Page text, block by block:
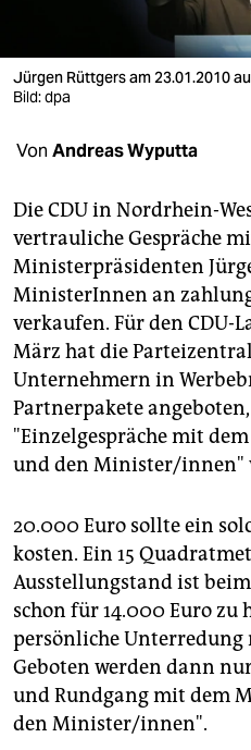
veranstaltungen
fragen & hilfe
unterstützen
abo
genossenschaft
epaper login
Jürgen Rüttgers am 23.01.2010
Bild: dpa
Von Andreas Wyputta
Die CDU in Nordrhein-
vertrauliche Gespräche
Ministerpräsidenten
MinisterInnen an
verkaufen. Für den CDU-
März hat die
Unternehmern in
Partnerpakete
"Einzelgespräche mit
und den Minister/innen"
20.000 Euro sollte ein
kosten. Ein 15
Ausstellungstand ist
schon für 14.000 Euro zu
persönliche Unterredung
Geboten werden dann
und Rundgang mit dem
den Minister/innen".